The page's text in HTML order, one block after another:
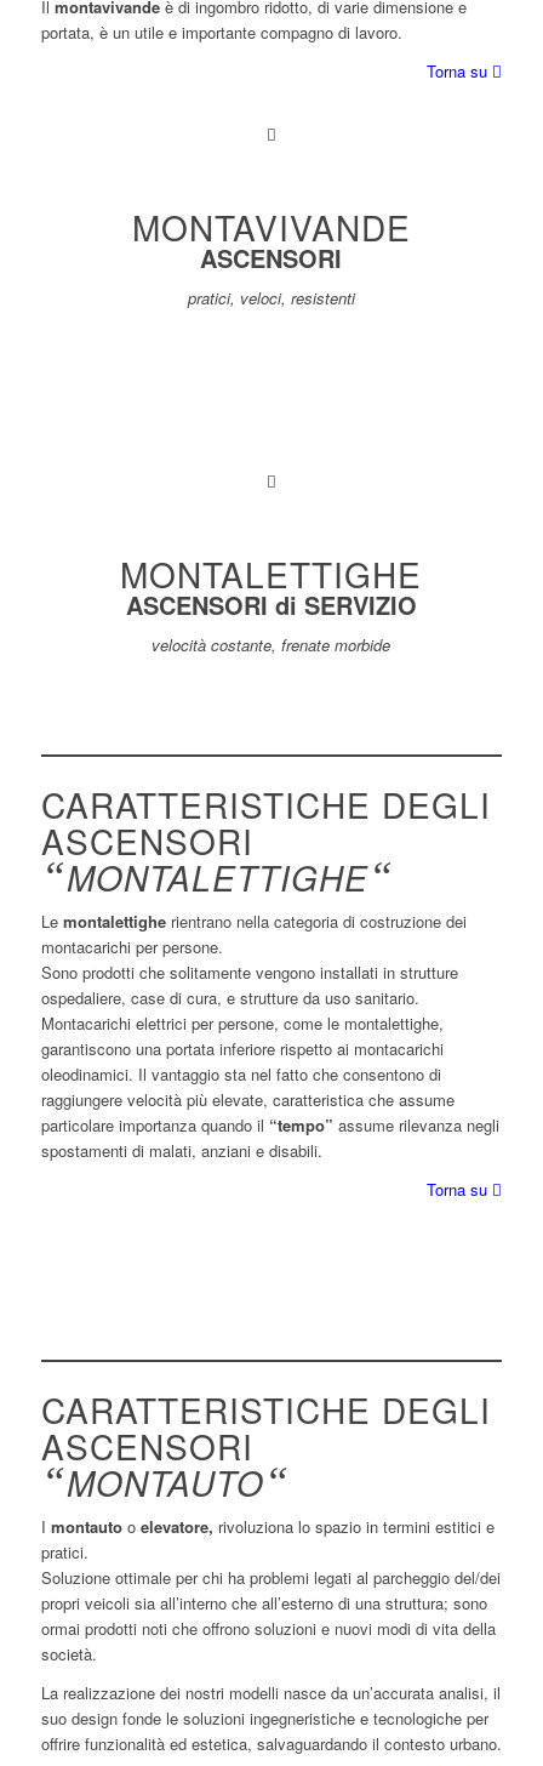
Il montavivandeè di ingombro ridotto, di varie dimensione e
portata, è un utile e importante compagno di lavoro.
Torna su
MONTAVIVANDE
ASCENSORI
pratici, veloci, resistenti
MONTALETTIGHE
ASCENSORI di SERVIZIO
velocità costante, frenate morbide
CARATTERISTICHE DEGLI
ASCENSORI
“MONTALETTIGHE“
Le montalettigherientrano nella categoria di costruzione dei
montacarichi per persone.
Sono prodotti che solitamente vengono installati in strutture
ospedaliere, case di cura, e strutture da uso sanitario.
Montacarichi elettrici per persone, come le montalettighe,
garantiscono una portata inferiore rispetto ai montacarichi
oleodinamici. Il vantaggio sta nel fatto che consentono di
raggiungere velocità più elevate, caratteristica che assume
particolare importanza quando il “tempo” assume rilevanza negli
spostamenti di malati, anziani e disabili.
Torna su
CARATTERISTICHE DEGLI
ASCENSORI
“MONTAUTO“
I montautoo elevatore, rivoluziona lo spazio in termini estitici e
pratici.
Soluzione ottimale per chi ha problemi legati al parcheggio del/dei
propri veicoli sia all’interno che all’esterno di una struttura; sono
ormai prodotti noti che offrono soluzioni e nuovi modi di vita della
società.
La realizzazione dei nostri modelli nasce da un’accurata analisi, il
suo design fonde le soluzioni ingegneristiche e tecnologiche per
offrire funzionalità ed estetica, salvaguardando il contesto urbano.